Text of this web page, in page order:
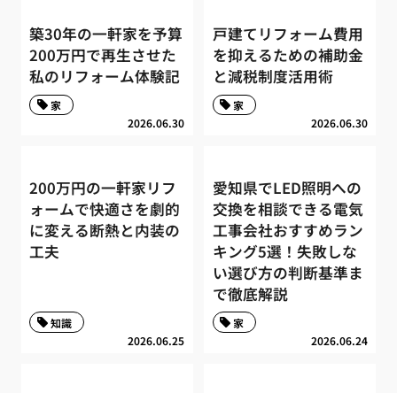
築30年の一軒家を予算
200万円で再生させた
私のリフォーム体験記
2026.06.30
家
戸建てリフォーム費用
を抑えるための補助金
と減税制度活用術
2026.06.30
家
200万円の一軒家リフ
ォームで快適さを劇的
に変える断熱と内装の
工夫
2026.06.25
知識
愛知県でLED照明への
交換を相談できる電気
工事会社おすすめラン
キング5選！失敗しな
い選び方の判断基準ま
で徹底解説
2026.06.24
家